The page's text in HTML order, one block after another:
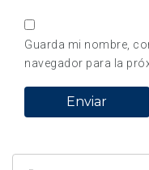
Guarda mi nombre,
navegador para la